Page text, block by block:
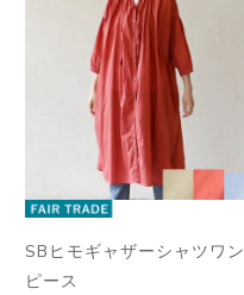
SBヒモギャザーシャツワン
ピース